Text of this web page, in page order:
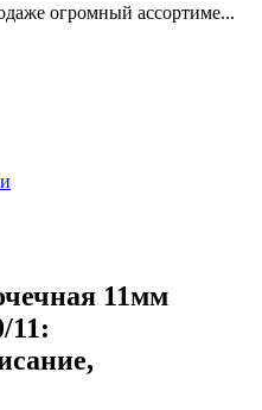
огромный ассортиме...
11мм
11: